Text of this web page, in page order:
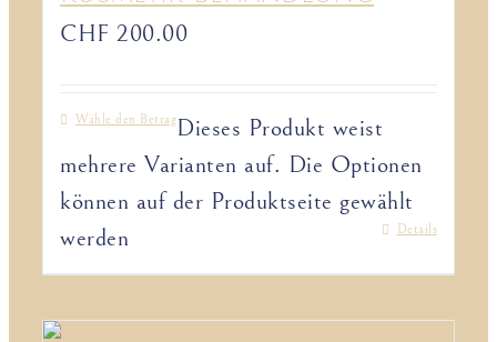
CHF 200.00
Wähle den BetragDieses Produkt weist
mehrere Varianten auf. Die Optionen
können auf der Produktseite gewählt
werden
Details